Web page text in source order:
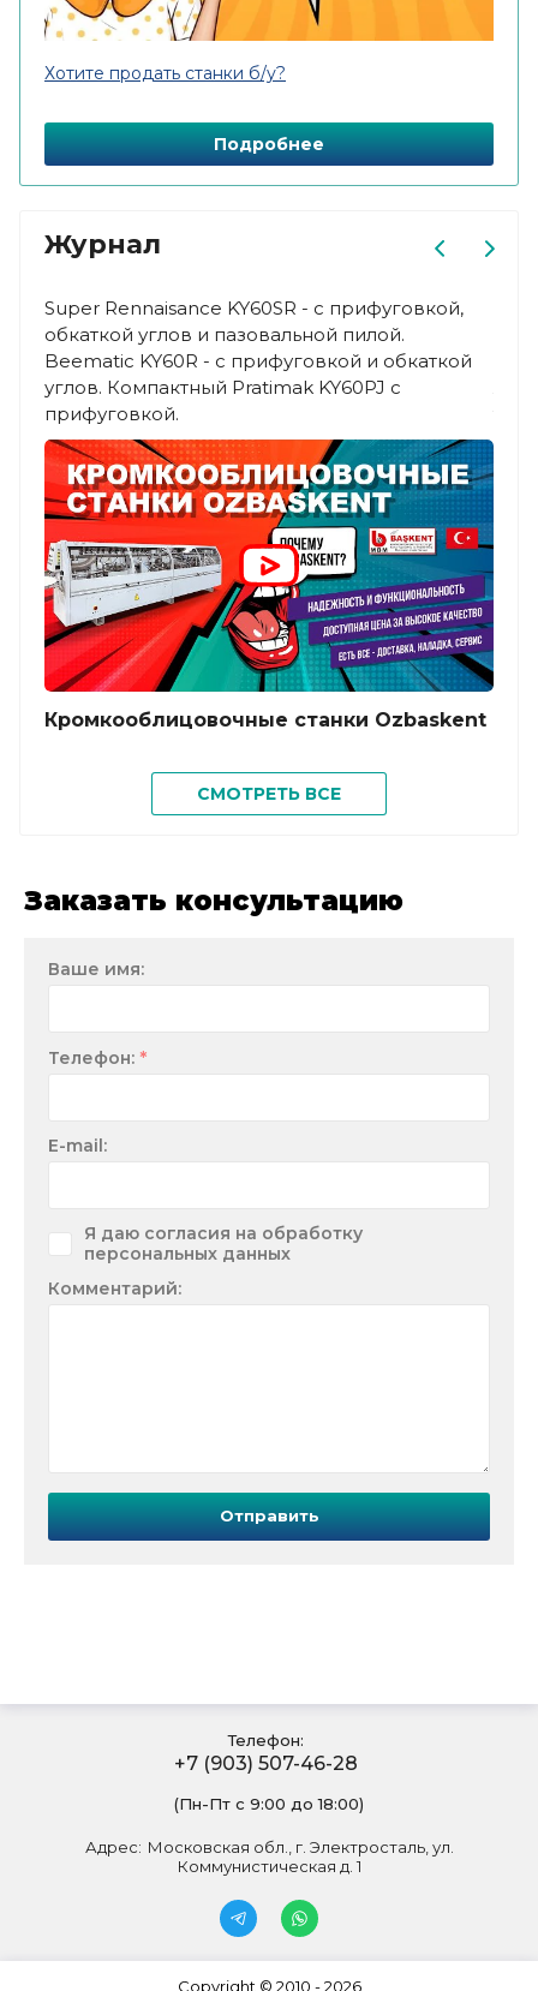
Хотите продать станки б/у?
Подробнее
Журнал
Super Rennaisance KY60SR - с прифуговкой,
обкаткой углов и пазовальной пилой.
Beematic KY60R - с прифуговкой и обкаткой
углов. Компактный Pratimak KY60PJ с
прифуговкой.
Кромкооблицовочные станки Ozbaskent
СМОТРЕТЬ ВСЕ
Заказать консультацию
Ваше имя:
Телефон: *
E-mail:
Я даю согласия на обработку
персональных данных
Комментарий:
Отправить
Телефон:
+7 (903) 507-46-28
(Пн-Пт с 9:00 до 18:00)
Адрес: Московская обл., г. Электросталь, ул.
Коммунистическая д. 1
Copyright © 2010 - 2026